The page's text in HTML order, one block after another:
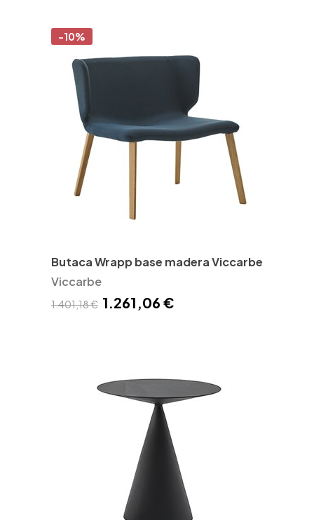
-10%
Butaca Wrapp base madera Viccarbe
Viccarbe
1.401,18 € 1.261,06 €